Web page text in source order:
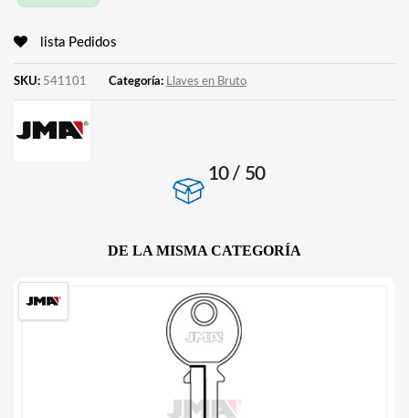
lista Pedidos
SKU: 541101 Categoría: Llaves en Bruto
10 / 50
DE LA MISMA CATEGORÍA